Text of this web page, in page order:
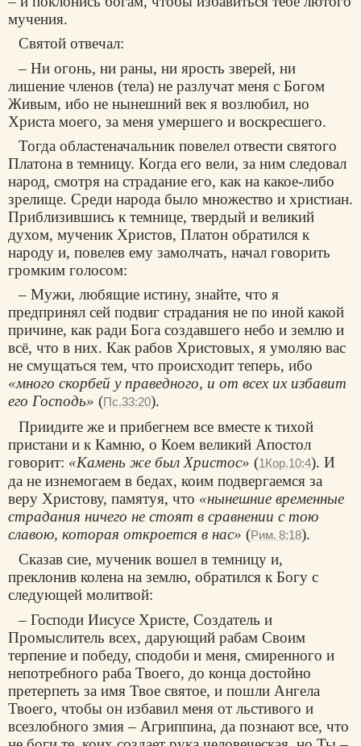
мучения.
Святой отвечал:
– Ни огонь, ни раны, ни ярость зверей, ни
лишение членов (тела) не разлучат меня с Богом
Живым, ибо не нынешний век я возлюбил, но
Христа моего, за меня умершего и воскресшего.
Тогда областеначальник повелел отвести святого
Платона в темницу. Когда его вели, за ним следовал
народ, смотря на страдание его, как на какое-либо
зрелище. Среди народа было множество и христиан.
Приблизившись к темнице, твердый и великий
духом, мученик Христов, Платон обратился к
народу и, повелев ему замолчать, начал говорить
громким голосом:
– Мужи, любящие истину, знайте, что я
предпринял сей подвиг страдания не по иной какой
причине, как ради Бога создавшего небо и землю и
всё, что в них. Как рабов Христовых, я умоляю вас
не смущаться тем, что происходит теперь, ибо
«много скорбей у праведного, и от всех их избавит
его Господь» (Пс.33:20).
Приидите же и прибегнем все вместе к тихой
пристани и к Камню, о Коем великий Апостол
говорит: «Камень же был Христос» (1Кор.10:4). И
да не изнемогаем в бедах, коим подвергаемся за
веру Христову, памятуя, что «нынешние временные
страдания ничего не стоят в сравнении с тою
славою, которая откроется в нас» (Рим. 8:18).
Сказав сие, мученик вошел в темницу и,
преклонив колена на землю, обратился к Богу с
следующей молитвой:
– Господи Иисусе Христе, Создатель и
Промыслитель всех, дарующий рабам Своим
терпение и победу, сподоби и меня, смиренного и
непотребного раба Твоего, до конца достойно
претерпеть за имя Твое святое, и пошли Ангела
Твоего, чтобы он избавил меня от льстивого и
всезлобного змия – Агриппина, да познают все, что